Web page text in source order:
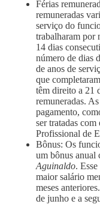
Férias
remuneradas
serviço do
trabalharam por
14 dias
número de dias
de anos de
que
têm direito a 21
remuneradas.
pagamento,
ser tratadas
Profissional de
Bônus: Os
um bônus anual
Aguinaldo.
maior salário
meses
de junho e a